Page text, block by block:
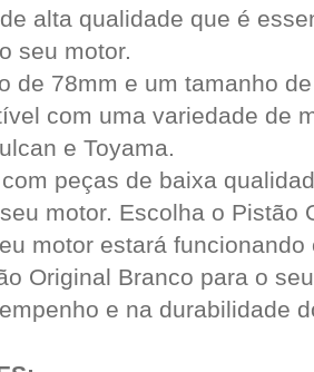
alta qualidade que é
seu motor.
de 78mm e um tamanho
com uma variedade de
e Toyama.
peças de baixa
motor. Escolha o Pistão
motor estará
Original Branco para o
e na durabilidade